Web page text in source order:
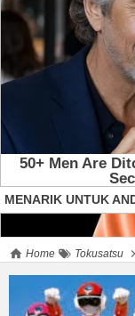
Home Tokusatsu